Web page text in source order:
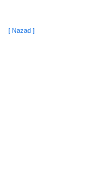
[ Nazad ]